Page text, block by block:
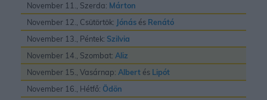
November 11., Szerda: Márton
November 12., Csütörtök: Jónás és Renátó
November 13., Péntek: Szilvia
November 14., Szombat: Aliz
November 15., Vasárnap: Albert és Lipót
November 16., Hétfő: Ödön